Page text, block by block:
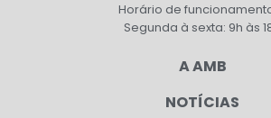
Horário de
Segunda à sexta: 9h às
A AMB
NOTÍCIAS